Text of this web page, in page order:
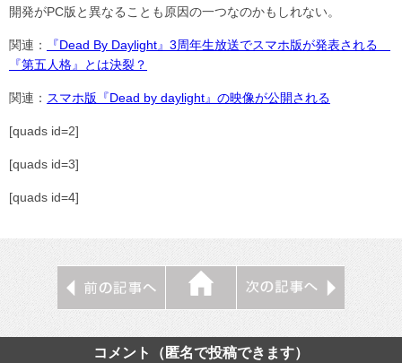
開発がPC版と異なることも原因の一つなのかもしれない。
関連：
『Dead By Daylight』3周年生放送でスマホ版が発表される
『第五人格』とは決裂？
関連： スマホ版『Dead by daylight』の映像が公開される
[quads id=2]
[quads id=3]
[quads id=4]
コメント（匿名で投稿できます）